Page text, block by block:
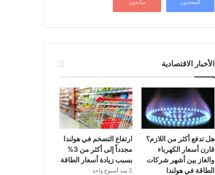
المعجبون متابعون
الأخبار الاقتصادية
هل تدفع أكثر من اللازم؟
قارن أسعار الكهرباء
والغاز بين أشهر شركات
الطاقة في هولندا
ارتفاع التضخم في هولندا
مجدداً إلى أكثر من 3%
بسبب زيادة أسعار الطاقة
منذ أسبوع واحد